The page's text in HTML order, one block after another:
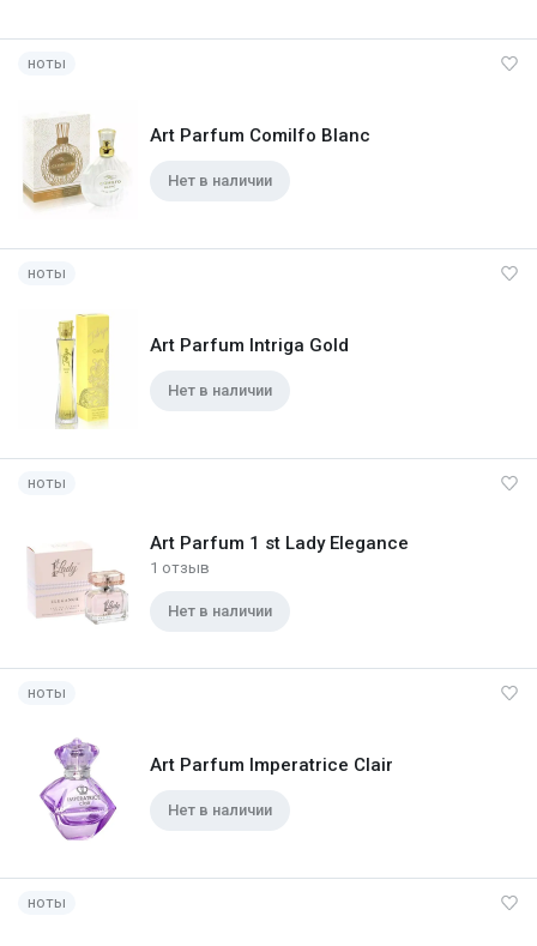
ноты
Art Parfum Comilfo Blanc
Нет в наличии
ноты
Art Parfum Intriga Gold
Нет в наличии
ноты
Art Parfum 1 st Lady Elegance
1 отзыв
Нет в наличии
ноты
Art Parfum Imperatrice Clair
Нет в наличии
ноты